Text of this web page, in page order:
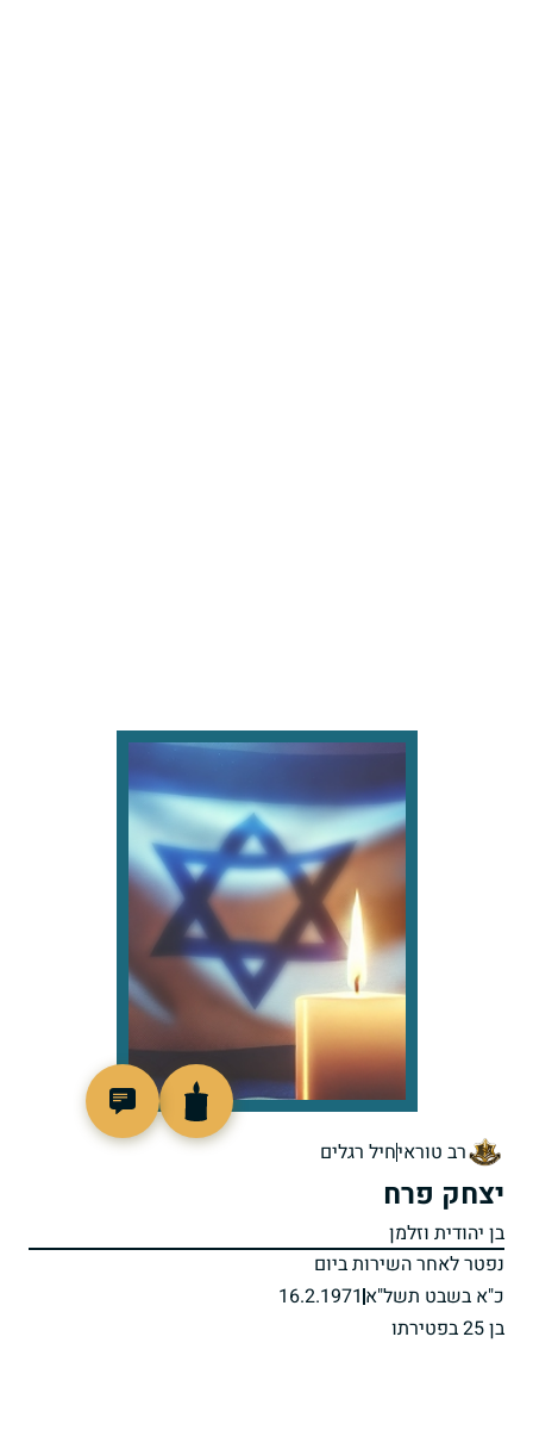
רב טוראיחיל רגלים
יצחק פרח
בן יהודית וזלמן
נפטר לאחר השירות ביום
כ"א בשבט תשל"א 16.2.1971
בן 25 בפטירתו